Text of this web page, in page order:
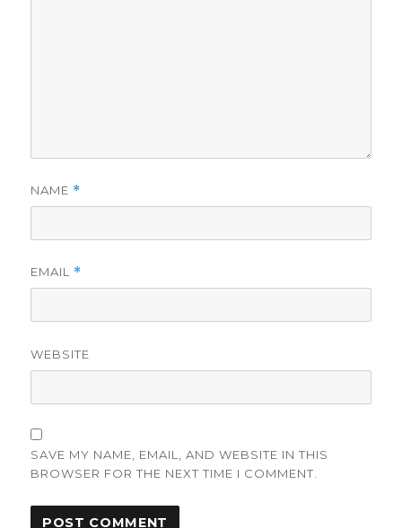
NAME *
EMAIL *
WEBSITE
SAVE MY NAME, EMAIL, AND WEBSITE IN THIS
BROWSER FOR THE NEXT TIME I COMMENT.